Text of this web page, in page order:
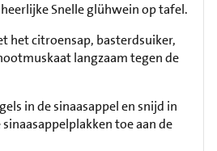
Snelle glühwein op tafel.
het citroensap, basterdsuiker,
langzaam tegen de
in de sinaasappel en snijd in
toe aan de